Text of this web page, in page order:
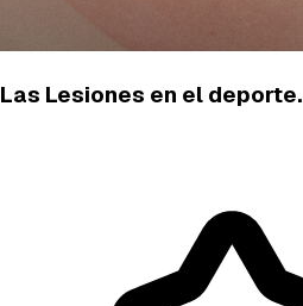
Las Lesiones en el deporte.